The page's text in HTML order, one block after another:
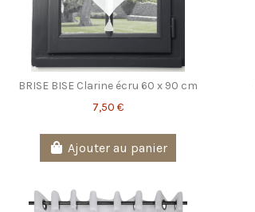
BRISE BISE Clarine écru 60 x 90 cm
7,50 €
Ajouter au panier